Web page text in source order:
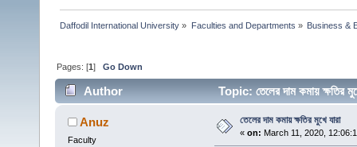
Daffodil International University » Faculties and Departments » Business &
Pages: [1]Go Down
Author Topic: তেলের দাম কমায়
Anuz
Faculty
তেলের দাম কমায় ক্ষতির মুখে যারা
« on: March 11, 2020,